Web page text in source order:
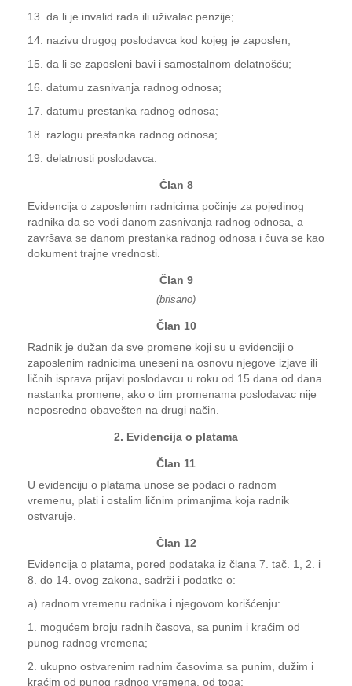
13. da li je invalid rada ili uživalac penzije;
14. nazivu drugog poslodavca kod kojeg je zaposlen;
15. da li se zaposleni bavi i samostalnom delatnošću;
16. datumu zasnivanja radnog odnosa;
17. datumu prestanka radnog odnosa;
18. razlogu prestanka radnog odnosa;
19. delatnosti poslodavca.
Član 8
Evidencija o zaposlenim radnicima počinje za pojedinog
radnika da se vodi danom zasnivanja radnog odnosa, a
završava se danom prestanka radnog odnosa i čuva se kao
dokument trajne vrednosti.
Član 9
(brisano)
Član 10
Radnik je dužan da sve promene koji su u evidenciji o
zaposlenim radnicima uneseni na osnovu njegove izjave ili
ličnih isprava prijavi poslodavcu u roku od 15 dana od dana
nastanka promene, ako o tim promenama poslodavac nije
neposredno obavešten na drugi način.
2. Evidencija o platama
Član 11
U evidenciju o platama unose se podaci o radnom
vremenu, plati i ostalim ličnim primanjima koja radnik
ostvaruje.
Član 12
Evidencija o platama, pored podataka iz člana 7. tač. 1, 2. i
8. do 14. ovog zakona, sadrži i podatke o:
a) radnom vremenu radnika i njegovom korišćenju:
1. mogućem broju radnih časova, sa punim i kraćim od
punog radnog vremena;
2. ukupno ostvarenim radnim časovima sa punim, dužim i
kraćim od punog radnog vremena, od toga: